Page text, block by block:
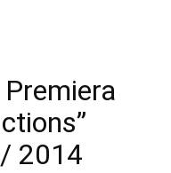
2014